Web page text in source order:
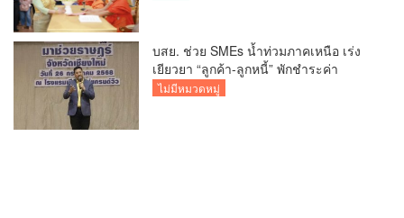
บสย. ช่วย SMEs น้ำท่วมภาคเหนือ เร่ง
เยียวยา “ลูกค้า-ลูกหนี้” พักชำระค่า
ธรรมเนียม-ค่างวด
ไม่มีหมวดหมู่